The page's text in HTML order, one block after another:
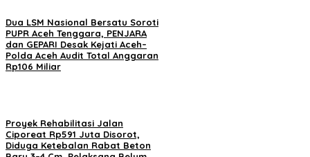
Dua LSM Nasional Bersatu Soroti
PUPR Aceh Tenggara, PENJARA
dan GEPARI Desak Kejati Aceh–
Polda Aceh Audit Total Anggaran
Rp106 Miliar
Proyek Rehabilitasi Jalan
Ciporeat Rp591 Juta Disorot,
Diduga Ketebalan Rabat Beton